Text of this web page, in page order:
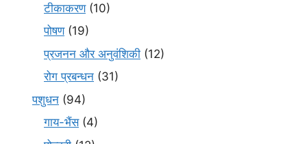
टीकाकरण(10)
पोषण(19)
प्रजनन और अनुवंशिकी (12)
रोग प्रबन्धन (31)
पशुधन (94)
गाय-भैंस(4)